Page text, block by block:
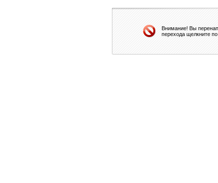
Внимание! Вы
перехода щелкните